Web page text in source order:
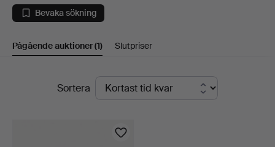
Karljohan
Auktioner
Bevaka sökning
Pågående auktioner(1) Slutpriser
PågåendeSortera